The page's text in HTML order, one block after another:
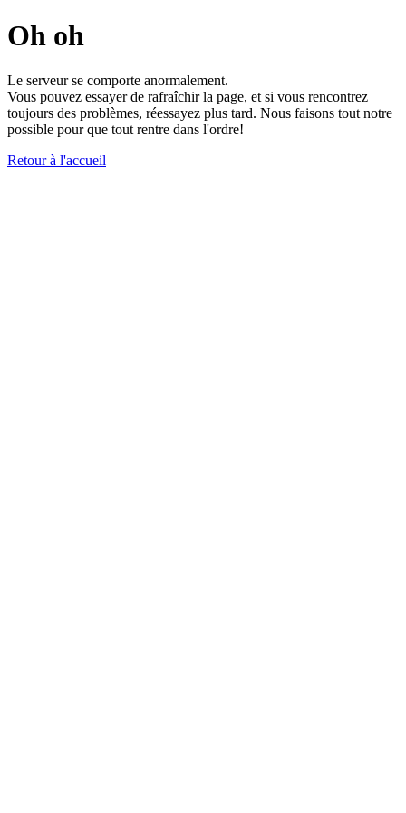
Oh oh
Le serveur se comporte anormalement.
Vous pouvez essayer de rafraîchir la page, et si vous rencontrez
toujours des problèmes, réessayez plus tard. Nous faisons tout notre
possible pour que tout rentre dans l'ordre!
Retour à l'accueil